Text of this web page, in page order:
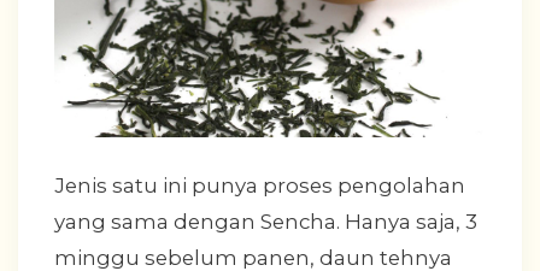
Jenis satu ini punya proses pengolahan
yang sama dengan Sencha. Hanya saja, 3
minggu sebelum panen, daun tehnya